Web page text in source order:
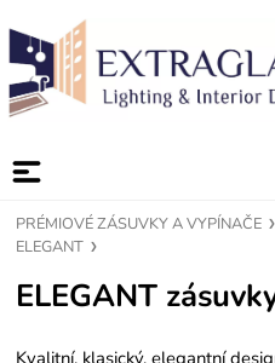
PRÉMIOVÉ ZÁSUVKY A VYPÍNAČE
ELEGANT
ELEGANT
Kvalitní, klasický, elegantní